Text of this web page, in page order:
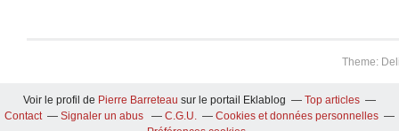
Theme:
Voir le profil de Pierre Barreteau sur le portail Eklablog
Top articles
Contact
Signaler un abus C.G.U.
Cookies et données personnelles